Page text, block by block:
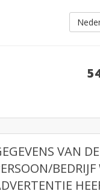
VAN DE